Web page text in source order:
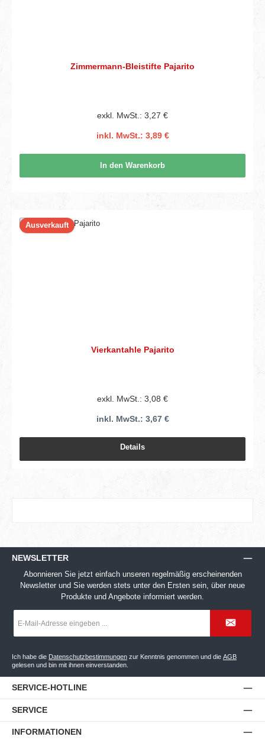
Zimmermann-Bleistifte Pajarito
exkl. MwSt.: 3,27 €
inkl. MwSt.: 3,89 €
In den Warenkorb
Ausverkauft
Vierkantahle Pajarito
exkl. MwSt.: 3,08 €
inkl. MwSt.: 3,67 €
Details
NEWSLETTER
Abonnieren Sie jetzt einfach unseren regelmäßig erscheinenden
Newsletter und Sie werden stets unter den Ersten sein, über neue
Produkte und Angebote informiert werden.
Mail-
*
Ich habe die Datenschutzbestimmungen zur Kenntnis genommen und die AGB
gelesen und bin mit ihnen einverstanden.
SERVICE-HOTLINE
SERVICE
INFORMATIONEN